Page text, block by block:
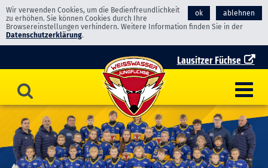
ok ablehnen
Wir verwenden Cookies, um die Bedienfreundlichkeit
zu erhöhen. Sie können Cookies durch Ihre
Browsereinstellungen verhindern. Weitere Information finden Sie in der
Datenschutzerklärung.
Lausitzer Füchse